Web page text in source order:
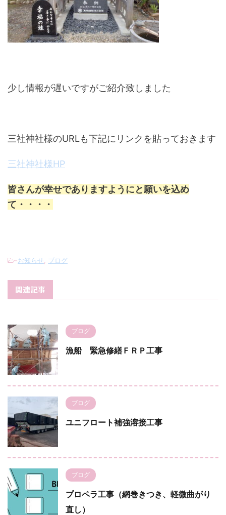
少し情報が遅いですがご紹介致しました
三社神社様のURLも下記にリンクを貼っておきます
三社神社様HP
皆さんが幸せでありますようにと願いを込め
て・・・・
-お知らせ ブログ
関連記事
ブログ
漁船 緊急修繕ＦＲＰ工事
ブログ
ユニフロート補強溶接工事
ブログ
プロペラ工事（網巻きつき、軽微曲がり
直し）